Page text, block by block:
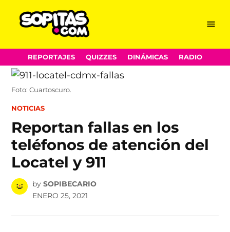
Skip
to
content
Menu
REPORTAJES QUIZZES DINÁMICAS RADIO
Foto: Cuartoscuro.
POSTED
NOTICIAS
Reportan fallas en los
teléfonos de atención del
Locatel y 911
by SOPIBECARIO
ENERO 25, 2021